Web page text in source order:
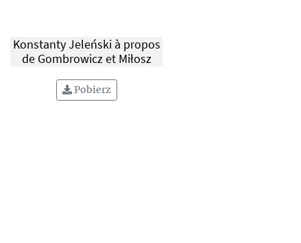
Konstanty Jeleński à propos
de Gombrowicz et Miłosz
Pobierz